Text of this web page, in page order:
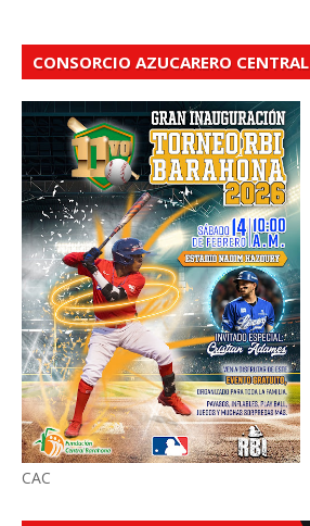
CONSORCIO AZUCARERO CENTRAL
CAC